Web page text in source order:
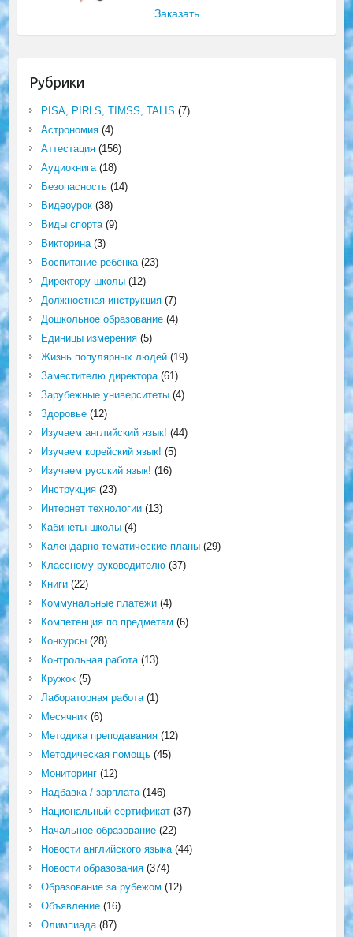
Заказать
Рубрики
PISA, PIRLS, TIMSS, TALIS (7)
Астрономия(4)
Аттестация(156)
Аудиокнига(18)
Безопасность(14)
Видеоурок(38)
Виды спорта(9)
Викторина(3)
Воспитание ребёнка(23)
Директору школы(12)
Должностная инструкция(7)
Дошкольное образование(4)
Единицы измерения(5)
Жизнь популярных людей(19)
Заместителю директора(61)
Зарубежные университеты(4)
Здоровье(12)
Изучаем английский язык! (44)
Изучаем корейский язык! (5)
Изучаем русский язык! (16)
Инструкция(23)
Интернет технологии(13)
Кабинеты школы(4)
Календарно-тематические планы(29)
Классному руководителю(37)
Книги(22)
Коммунальные платежи(4)
Компетенция по предметам (6)
Конкурсы(28)
Контрольная работа(13)
Кружок(5)
Лабораторная работа(1)
Месячник(6)
Методика преподавания(12)
Методическая помощь(45)
Мониторинг(12)
Надбавка / зарплата(146)
Национальный сертификат(37)
Начальное образование(22)
Новости английского языка(44)
Новости образования(374)
Образование за рубежом (12)
Объявление(16)
Олимпиада(87)